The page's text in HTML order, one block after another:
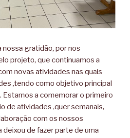
gratidão, por nos
projeto, que continuamos a
novas atividades nas quais
,tendo como objetivo principal
Estamos a comemorar o primeiro
de atividades ,quer semanais,
com os nossos
deixou de fazer parte de uma